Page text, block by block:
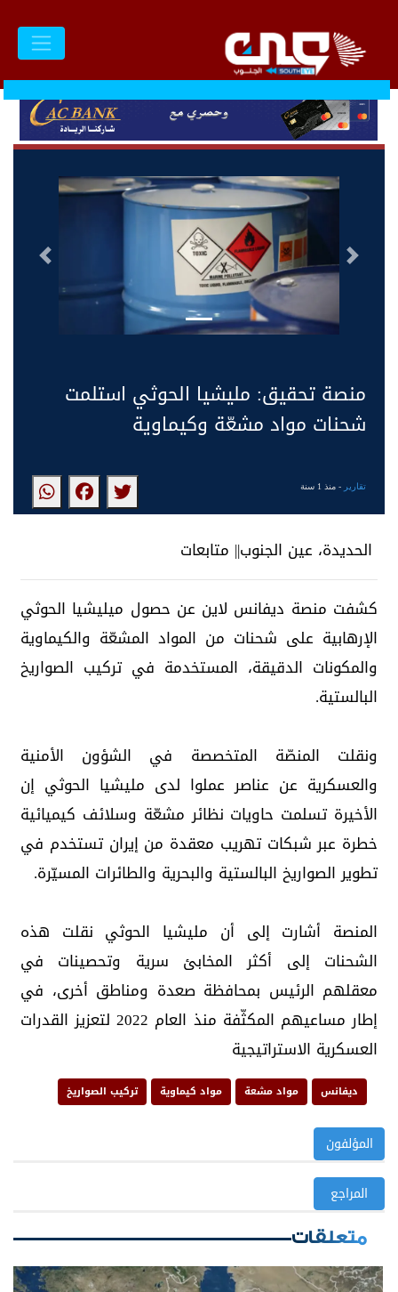
التالى السابق
منصة تحقيق: مليشيا الحوثي استلمت
شحنات مواد مشعّة وكيماوية
تقارير - منذ 1 سنة
الحديدة، عين الجنوب|| متابعات
كشفت منصة ديفانس لاين عن حصول ميليشيا الحوثي
الإرهابية على شحنات من المواد المشعّة والكيماوية
والمكونات الدقيقة، المستخدمة في تركيب الصواريخ
البالستية.
ونقلت المنصّة المتخصصة في الشؤون الأمنية
والعسكرية عن عناصر عملوا لدى مليشيا الحوثي إن
الأخيرة تسلمت حاويات نظائر مشعّة وسلائف كيميائية
خطرة عبر شبكات تهريب معقدة من إيران تستخدم في
تطوير الصواريخ البالستية والبحرية والطائرات المسيّرة.
المنصة أشارت إلى أن مليشيا الحوثي نقلت هذه
الشحنات إلى أكثر المخابئ سرية وتحصينات في
معقلهم الرئيس بمحافظة صعدة ومناطق أخرى، في
إطار مساعيهم المكثّفة منذ العام 2022 لتعزيز القدرات
العسكرية الاستراتيجية
ديفانس مواد مشعة مواد كيماوية تركيب الصواريخ
المؤلفون
المراجع
متعلقات